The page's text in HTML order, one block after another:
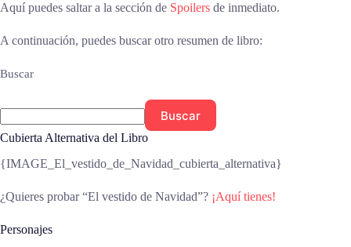
Aquí puedes saltar a la sección de Spoilers de inmediato.
A continuación, puedes buscar otro resumen de libro:
Buscar
Buscar
Cubierta Alternativa del Libro
{IMAGE_El_vestido_de_Navidad_cubierta_alternativa}
¿Quieres probar “El vestido de Navidad”? ¡Aquí tienes!
Personajes